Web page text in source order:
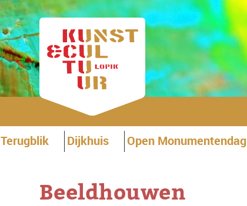
Terugblik Dijkhuis Open Monumentendag
Beeldhouwen